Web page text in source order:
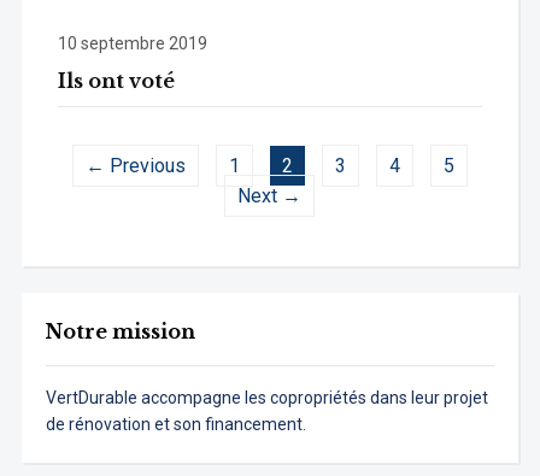
Notre mission
VertDurable accompagne les copropriétés dans leur projet
de rénovation et son financement.
10 septembre 2019
Ils ont voté
← Previous 1 2 3 4
5
Next →